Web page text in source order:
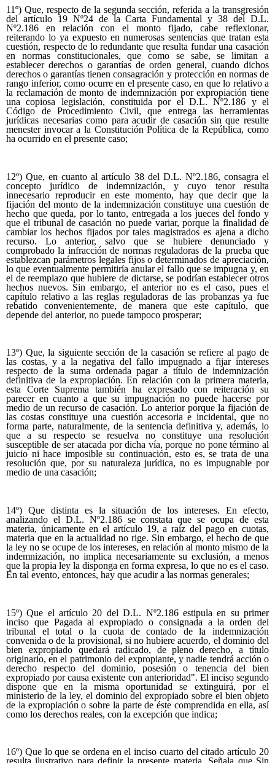
11º) Que, respecto de la segunda sección, referida a la transgresión
del artículo 19 Nº24 de la Carta Fundamental y 38 del D.L.
Nº2.186 en relación con el monto fijado, cabe reflexionar,
reiterando lo ya expuesto en numerosas sentencias que tratan esta
cuestión, respecto de lo redundante que resulta fundar una casación
en normas constitucionales, que como se sabe, se limitan a
establecer derechos o garantías de orden general, cuando dichos
derechos o garantías tienen consagración y protección en normas de
rango inferior, como ocurre en el presente caso, en que lo relativo a
la reclamación de monto de indemnización por expropiación tiene
una copiosa legislación, constituida por el D.L. Nº2.186 y el
Código de Procedimiento Civil, que entrega las herramientas
jurídicas necesarias como para acudir de casación sin que resulte
menester invocar a la Constitución Política de la República, como
ha ocurrido en el presente caso;
12º) Que, en cuanto al artículo 38 del D.L. Nº2.186, consagra el
concepto jurídico de indemnización, y cuyo tenor resulta
innecesario reproducir en este momento, hay que decir que la
fijación del monto de la indemnización constituye una cuestión de
hecho que queda, por lo tanto, entregada a los jueces del fondo y
que el tribunal de casación no puede variar, porque la finalidad de
cambiar los hechos fijados por tales magistrados es ajena a dicho
recurso. Lo anterior, salvo que se hubiere denunciado y
comprobado la infracción de normas reguladoras de la prueba que
establezcan parámetros legales fijos o determinados de apreciación,
lo que eventualmente permitiría anular el fallo que se impugna y, en
el de reemplazo que hubiere de dictarse, se podrían establecer otros
hechos nuevos. Sin embargo, el anterior no es el caso, pues el
capítulo relativo a las reglas reguladoras de las probanzas ya fue
rebatido convenientemente, de manera que este capítulo, que
depende del anterior, no puede tampoco prosperar;
13º) Que, la siguiente sección de la casación se refiere al pago de
las costas, y a la negativa del fallo impugnado a fijar intereses
respecto de la suma ordenada pagar a título de indemnización
definitiva de la expropiación. En relación con la primera materia,
esta Corte Suprema también ha expresado con reiteración su
parecer en cuanto a que su impugnación no puede hacerse por
medio de un recurso de casación. Lo anterior porque la fijación de
las costas constituye una cuestión accesoria e incidental, que no
forma parte, naturalmente, de la sentencia definitiva y, además, lo
que a su respecto se resuelva no constituye una resolución
susceptible de ser atacada por dicha vía, porque no pone término al
juicio ni hace imposible su continuación, esto es, se trata de una
resolución que, por su naturaleza jurídica, no es impugnable por
medio de una casación;
14º) Que distinta es la situación de los intereses. En efecto,
analizando el D.L. Nº2.186 se constata que se ocupa de esta
materia, únicamente en el artículo 19, a raíz del pago en cuotas,
materia que en la actualidad no rige. Sin embargo, el hecho de que
la ley no se ocupe de los intereses, en relación al monto mismo de la
indemnización, no implica necesariamente su exclusión, a menos
que la propia ley la disponga en forma expresa, lo que no es el caso.
En tal evento, entonces, hay que acudir a las normas generales;
15º) Que el artículo 20 del D.L. Nº2.186 estipula en su primer
inciso que Pagada al expropiado o consignada a la orden del
tribunal el total o la cuota de contado de la indemnización
convenida o de la provisional, si no hubiere acuerdo, el dominio del
bien expropiado quedará radicado, de pleno derecho, a título
originario, en el patrimonio del expropiante, y nadie tendrá acción o
derecho respecto del dominio, posesión o tenencia del bien
expropiado por causa existente con anterioridad". El inciso segundo
dispone que en la misma oportunidad se extinguirá, por el
ministerio de la ley, el dominio del expropiado sobre el bien objeto
de la expropiación o sobre la parte de éste comprendida en ella, así
como los derechos reales, con la excepción que indica;
16º) Que lo que se ordena en el inciso cuarto del citado artículo 20